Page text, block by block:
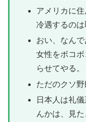
アメリカに
冷遇するのは
おい、なん
女性をボコ
らせてやる。
ただのクソ野
日本人は礼
んかは、見